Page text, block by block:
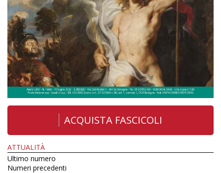
ACQUISTA FASCICOLI
ATTUALITÀ
Ultimo numero
Numeri precedenti